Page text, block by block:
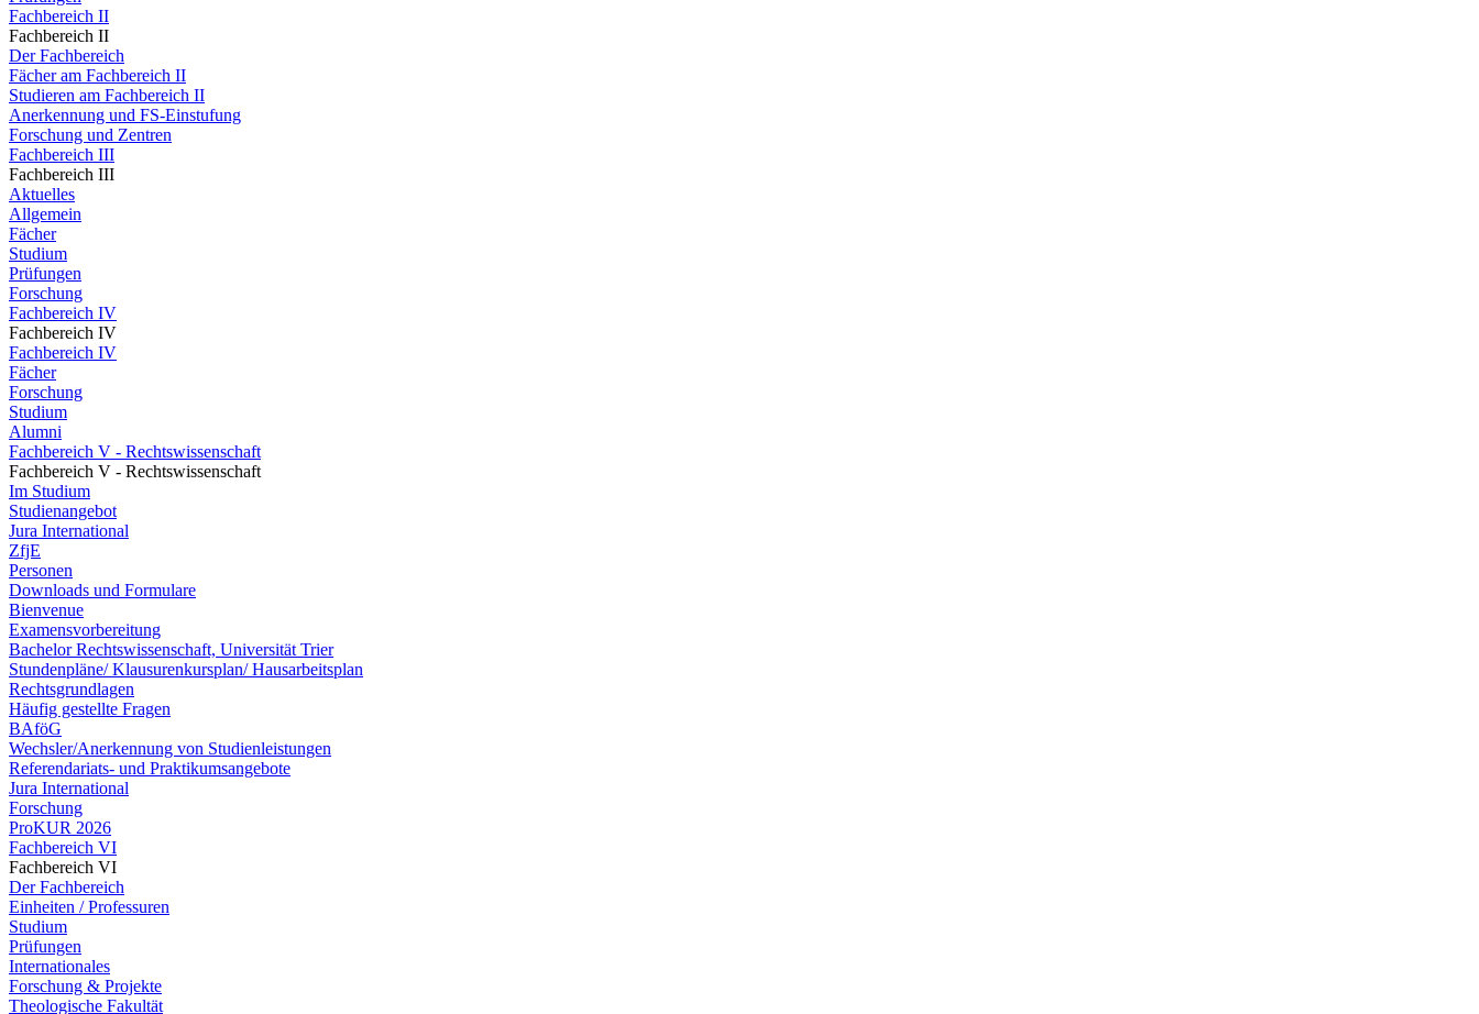
Fachbereich II
Fachbereich II
Der Fachbereich
Fächer am Fachbereich II
Studieren am Fachbereich II
Anerkennung und FS-Einstufung
Forschung und Zentren
Fachbereich III
Fachbereich III
Aktuelles
Allgemein
Fächer
Studium
Prüfungen
Forschung
Fachbereich IV
Fachbereich IV
Fachbereich IV
Fächer
Forschung
Studium
Alumni
Fachbereich V - Rechtswissenschaft
Fachbereich V - Rechtswissenschaft
Im Studium
Studienangebot
Jura International
ZfjE
Personen
Downloads und Formulare
Bienvenue
Examensvorbereitung
Bachelor Rechtswissenschaft, Universität Trier
Stundenpläne/ Klausurenkursplan/ Hausarbeitsplan
Rechtsgrundlagen
Häufig gestellte Fragen
BAföG
Wechsler/Anerkennung von Studienleistungen
Referendariats- und Praktikumsangebote
Jura International
Forschung
ProKUR 2026
Fachbereich VI
Fachbereich VI
Der Fachbereich
Einheiten / Professuren
Studium
Prüfungen
Internationales
Forschung & Projekte
Theologische Fakultät